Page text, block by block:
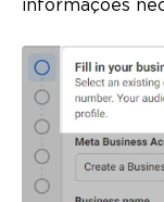
informações